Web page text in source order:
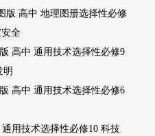
版 高中 地理图册选择性必修
全
高中 通用技术选择性必修9
明
高中 通用技术选择性必修6
用技术选择性必修10 科技